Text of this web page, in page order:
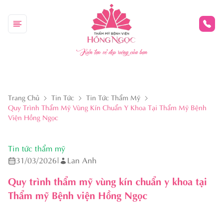
Kiến tạo vẻ đẹp riêng của bạn
Trang Chủ Tin Tức
Tin Tức Thẩm Mỹ
Quy Trình Thẩm Mỹ Vùng Kín Chuẩn Y Khoa Tại Thẩm Mỹ Bệnh
Viện Hồng Ngọc
Tin tức thẩm mỹ
31/03/2026| Lan Anh
Quy trình thẩm mỹ vùng kín chuẩn y khoa tại
Thẩm mỹ Bệnh viện Hồng Ngọc